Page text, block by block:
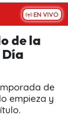
EN VIVO
de la
de
empieza y